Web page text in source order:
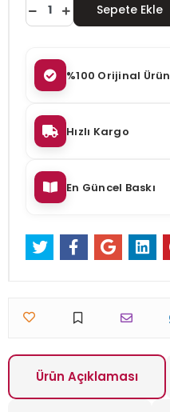
Sepete Ekle
%100 Orijinal Ürün
Hızlı Kargo
En Güncel Baskı
Ürün Açıklaması